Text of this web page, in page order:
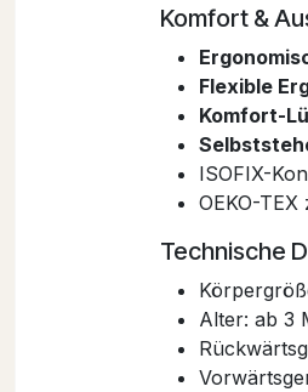
Komfort &
Flexible
Komfort-
ISOFIX-
OEKO-
Technische
Alter: ab 3